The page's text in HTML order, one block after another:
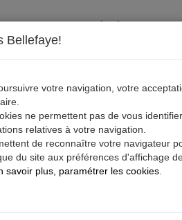
Audiovisuel et
votre compte, puis créez votre profil
la vidéo Voir des profils sur la Base
Télécharger l'Appli
et Numérique),
Bellefaye!
votre navigation, votre
ne permettent pas de vous
relatives à votre navigation.
de reconnaître votre navigateur
du site aux préférences d'affichage
savoir plus, paramétrer les cookies